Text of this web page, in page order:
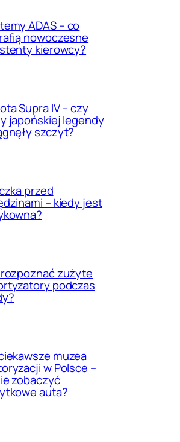
ADAS – co
nowoczesne
kierowcy?
Supra IV – czy
japońskiej legendy
szczyt?
przed
– kiedy jest
zużyte
podczas
muzea
w Polsce –
zobaczyć
auta?